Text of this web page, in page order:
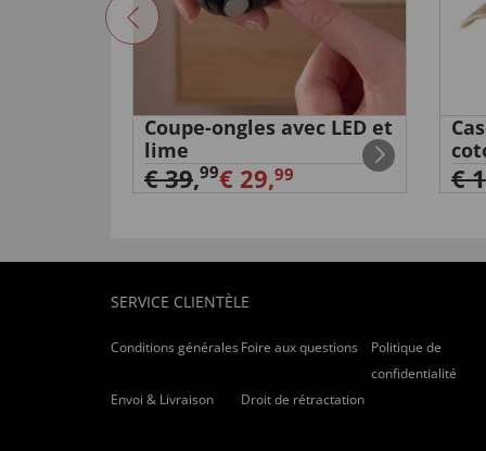
“Bestellung trifft voll meinen Erwartungen !!!”
)
Gut
vonUwe S
24.10.2016
Coupe-ongles avec LED et
lime
€ 39,99€ 29,99 €
SERVICE CLIENTÈLE
Conditions générales Foire aux questions
Politique de
confidentialité
Envoi & Livraison
Droit de rétractation